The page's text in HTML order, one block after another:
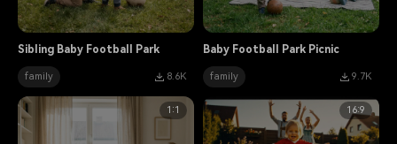
Sibling Baby Football Park
family 8.6K
Baby Football Park Picnic
family 9.7K
1:1 16:9